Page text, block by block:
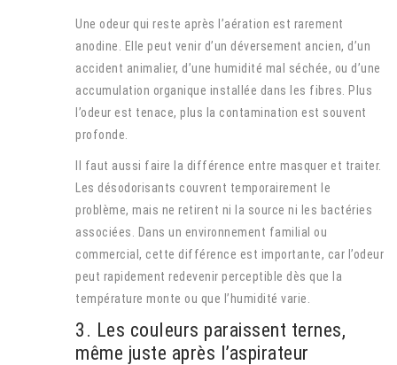
Une odeur qui reste après l’aération est rarement
anodine. Elle peut venir d’un déversement ancien, d’un
accident animalier, d’une humidité mal séchée, ou d’une
accumulation organique installée dans les fibres. Plus
l’odeur est tenace, plus la contamination est souvent
profonde.
Il faut aussi faire la différence entre masquer et traiter.
Les désodorisants couvrent temporairement le
problème, mais ne retirent ni la source ni les bactéries
associées. Dans un environnement familial ou
commercial, cette différence est importante, car l’odeur
peut rapidement redevenir perceptible dès que la
température monte ou que l’humidité varie.
3. Les couleurs paraissent ternes,
même juste après l’aspirateur